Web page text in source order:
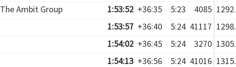
The Ambit Group 1:53:52 +36:35 5:23 4085 1292.
1:53:57 +36:40 5:24 41117 1298.
1:54:02 +36:45 5:24 3270 1305.
1:54:13 +36:56 5:24 41016 1315.